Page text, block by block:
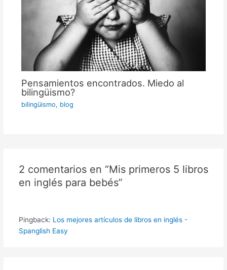
Pensamientos encontrados. Miedo al
bilingüismo?
bilingüismo, blog
2 comentarios en “Mis primeros 5 libros
en inglés para bebés”
Pingback: Los mejores artículos de libros en inglés -
Spanglish Easy